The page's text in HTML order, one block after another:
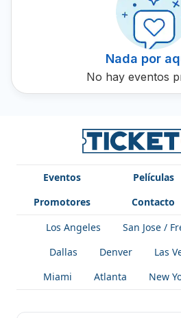
llena de emociones con pequeño
Ticketón. Te garantizamos que
memorable, ofreciéndote la mejor
Nada por
No hay eventos
Eventos Películas
Promotores
Contacto
Los Angeles
San Jose /
Dallas
Denver Las
Miami
Atlanta New